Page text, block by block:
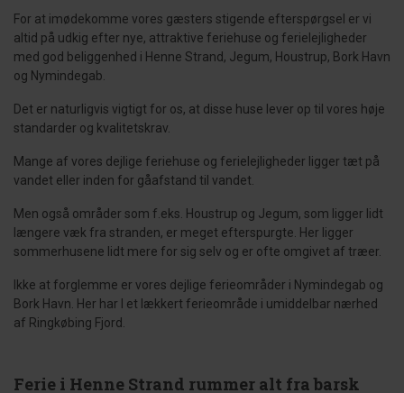
For at imødekomme vores gæsters stigende efterspørgsel er vi
altid på udkig efter nye, attraktive feriehuse og ferielejligheder
med god beliggenhed i Henne Strand, Jegum, Houstrup, Bork Havn
og Nymindegab.
Det er naturligvis vigtigt for os, at disse huse lever op til vores høje
standarder og kvalitetskrav.
Mange af vores dejlige feriehuse og ferielejligheder ligger tæt på
vandet eller inden for gåafstand til vandet.
Men også områder som f.eks. Houstrup og Jegum, som ligger lidt
længere væk fra stranden, er meget efterspurgte. Her ligger
sommerhusene lidt mere for sig selv og er ofte omgivet af træer.
Ikke at forglemme er vores dejlige ferieområder i Nymindegab og
Bork Havn. Her har I et lækkert ferieområde i umiddelbar nærhed
af Ringkøbing Fjord.
Ferie i Henne Strand rummer alt fra barsk